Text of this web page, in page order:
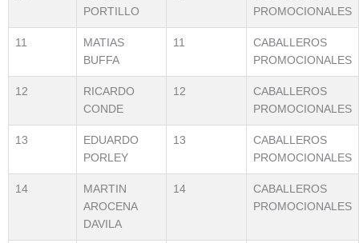
PORTILLO
PROMOCIONALES
11
MATIAS
BUFFA
11
CABALLEROS
PROMOCIONALES
12
RICARDO
CONDE
12
CABALLEROS
PROMOCIONALES
13
EDUARDO
PORLEY
13
CABALLEROS
PROMOCIONALES
14
MARTIN
AROCENA
DAVILA
14
CABALLEROS
PROMOCIONALES